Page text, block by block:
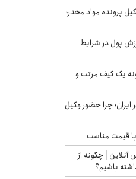
پرونده مواد مخدر؛
پول در شرایط
یک کیف مرتب و
ایران؛ چرا حضور وکیل
قیمت مناسب
آنلاین | چگونه از
باشیم؟